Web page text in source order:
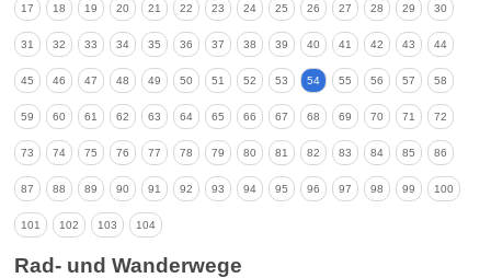
17 18 19 20 21 22 23 24 25 26 27 28 29 30
31 32 33 34 35 36 37 38 39 40 41 42 43 44
45 46 47 48 49 50 51 52 53 54 55 56 57 58
59 60 61 62 63 64 65 66 67 68 69 70 71 72
73 74 75 76 77 78 79 80 81 82 83 84 85 86
87 88 89 90 91 92 93 94 95 96 97 98 99 100
101 102 103 104
Rad- und Wanderwege